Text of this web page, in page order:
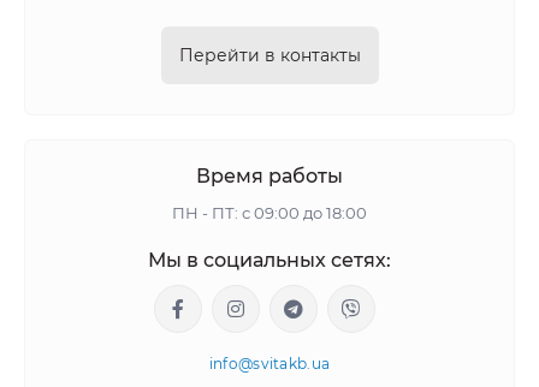
Перейти в контакты
Время работы
ПН - ПТ: с 09:00 до 18:00
Мы в социальных сетях:
info@svitakb.ua